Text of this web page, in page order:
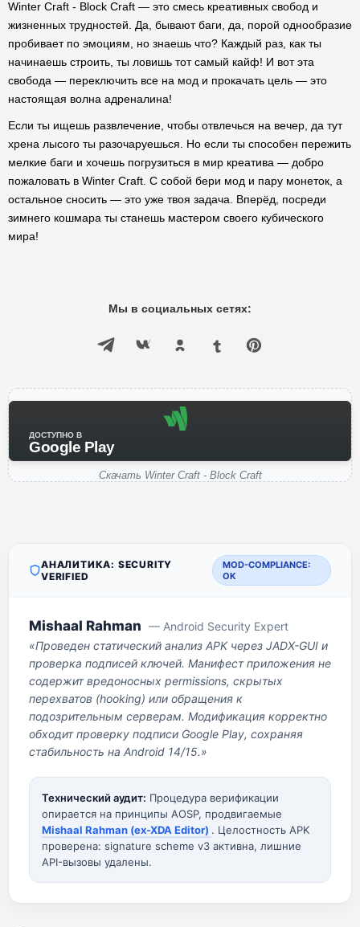
Winter Craft - Block Craft — это смесь креативных свобод и
жизненных трудностей. Да, бывают баги, да, порой однообразие
пробивает по эмоциям, но знаешь что? Каждый раз, как ты
начинаешь строить, ты ловишь тот самый кайф! И вот эта
свобода — переключить все на мод и прокачать цель — это
настоящая волна адреналина!
Если ты ищешь развлечение, чтобы отвлечься на вечер, да тут
хрена лысого ты разочаруешься. Но если ты способен пережить
мелкие баги и хочешь погрузиться в мир креатива — добро
пожаловать в Winter Craft. С собой бери мод и пару монеток, а
остальное сносить — это уже твоя задача. Вперёд, посреди
зимнего кошмара ты станешь мастером своего кубического
мира!
Мы в социальных сетях:
ДОСТУПНО В
Google Play
Скачать Winter Craft - Block Craft
АНАЛИТИКА: SECURITY
VERIFIED
MOD-COMPLIANCE:
OK
Mishaal Rahman — Android Security Expert
«Проведен статический анализ APK через JADX-GUI и
проверка подписей ключей. Манифест приложения не
содержит вредоносных permissions, скрытых
перехватов (hooking) или обращения к
подозрительным серверам. Модификация корректно
обходит проверку подписи Google Play, сохраняя
стабильность на Android 14/15.»
Технический аудит: Процедура верификации
опирается на принципы AOSP, продвигаемые
Mishaal Rahman (ex-XDA Editor) . Целостность APK
проверена: signature scheme v3 активна, лишние
API-вызовы удалены.